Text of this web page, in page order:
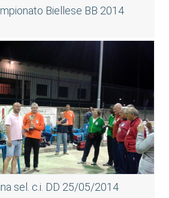
Biellese BB 2014
sel. c.i. DD 25/05/2014